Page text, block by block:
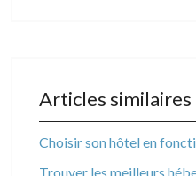
Articles similaires
Choisir son hôtel en
Trouver les meilleurs